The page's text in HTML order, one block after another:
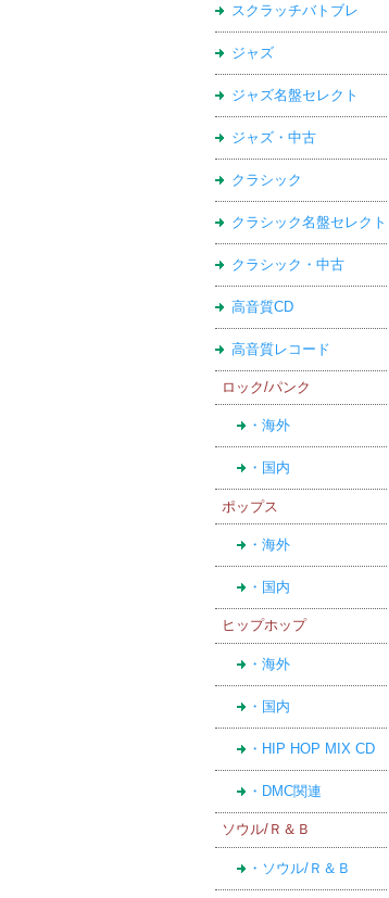
スクラッチバトブレ
ジャズ
ジャズ名盤セレクト
ジャズ・中古
クラシック
クラシック名盤セレクト
クラシック・中古
高音質CD
高音質レコード
ロック/パンク
・海外
・国内
ポップス
・海外
・国内
ヒップホップ
・海外
・国内
・HIP HOP MIX CD
・DMC関連
ソウル/Ｒ＆Ｂ
・ソウル/Ｒ＆Ｂ